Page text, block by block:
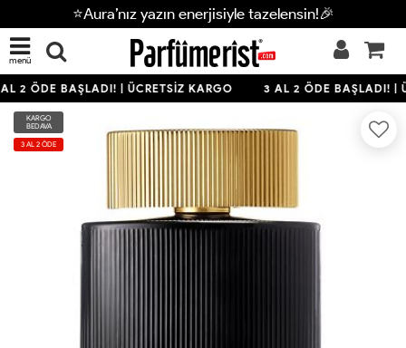
⭐Aura’nız yazın enerjisiyle tazelensin!🎉
menü
2 ÖDE BAŞLADI! | ÜCRETSİZ KARGO 3 AL 2 ÖDE BAŞLADI! |
KARGO
BEDAVA
3 AL 2 ÖDE